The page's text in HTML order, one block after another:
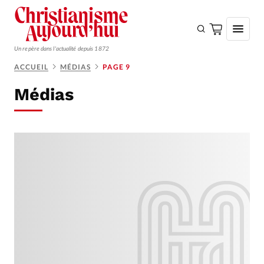
Un repère dans l'actualité depuis 1872
Monde
ACCUEIL MÉDIAS PAGE 9
Médias